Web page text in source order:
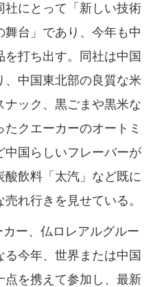
社にとって「新しい技術
台」であり、今年も中
打ち出す。同社は中国
中国東北部の良質な米
ナック、黒ごまや黒米な
クエーカーのオートミ
中国らしいフレーバーが
飲料「太汽」など既に
れ行きを見せている。
ー、仏ロレアルグルー
今年、世界または中国
点を携えて参加し、最新